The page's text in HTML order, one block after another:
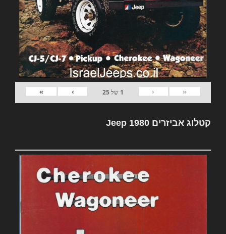
«
‹
1 של25
›
»
קטלוג אביזרים Jeep 1980